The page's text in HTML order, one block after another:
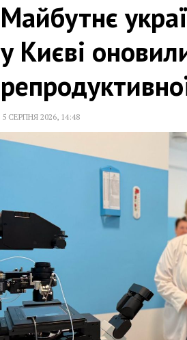
Майбутнє
у Києві
5 СЕРПНЯ 2026, 14:48